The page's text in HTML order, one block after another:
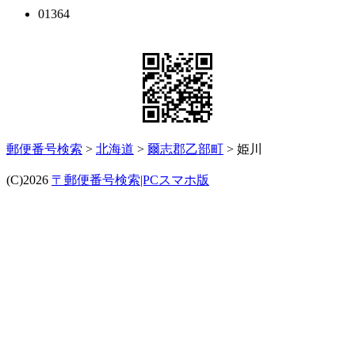
01364
郵便番号検索 > 北海道 > 爾志郡乙部町 > 姫川
(C)2026 〒郵便番号検索|PCスマホ版